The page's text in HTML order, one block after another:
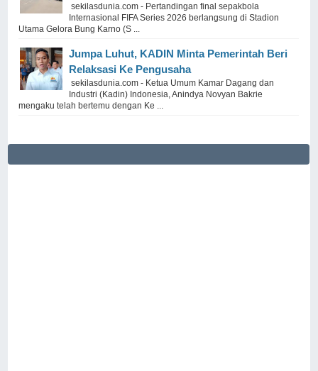
sekilasdunia.com - Pertandingan final sepakbola
Internasional FIFA Series 2026 berlangsung di Stadion
Utama Gelora Bung Karno (S ...
Jumpa Luhut, KADIN Minta Pemerintah Beri
Relaksasi Ke Pengusaha
sekilasdunia.com - Ketua Umum Kamar Dagang dan
Industri (Kadin) Indonesia, Anindya Novyan Bakrie
mengaku telah bertemu dengan Ke ...